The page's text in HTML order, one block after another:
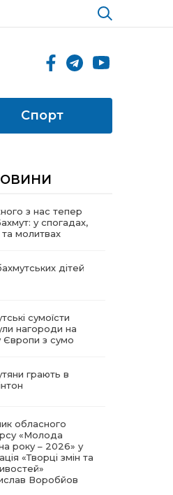
Спорт
з нас тепер
у спогадах,
та молитвах
дітей
сумоїсти
нагороди на
Європи з сумо
грають в
обласного
«Молода
року – 2026» у
«Творці змін та
Воробйов